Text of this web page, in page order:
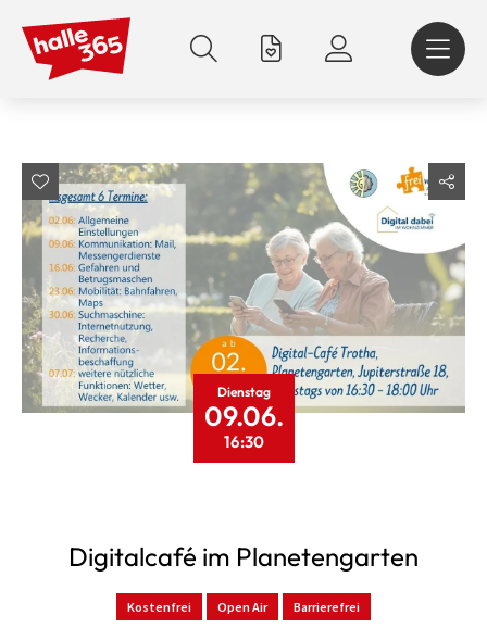
zum
Inhalt
Dienstag
09.06.
16:30
Digitalcafé im Planetengarten
Kostenfrei Open Air Barrierefrei